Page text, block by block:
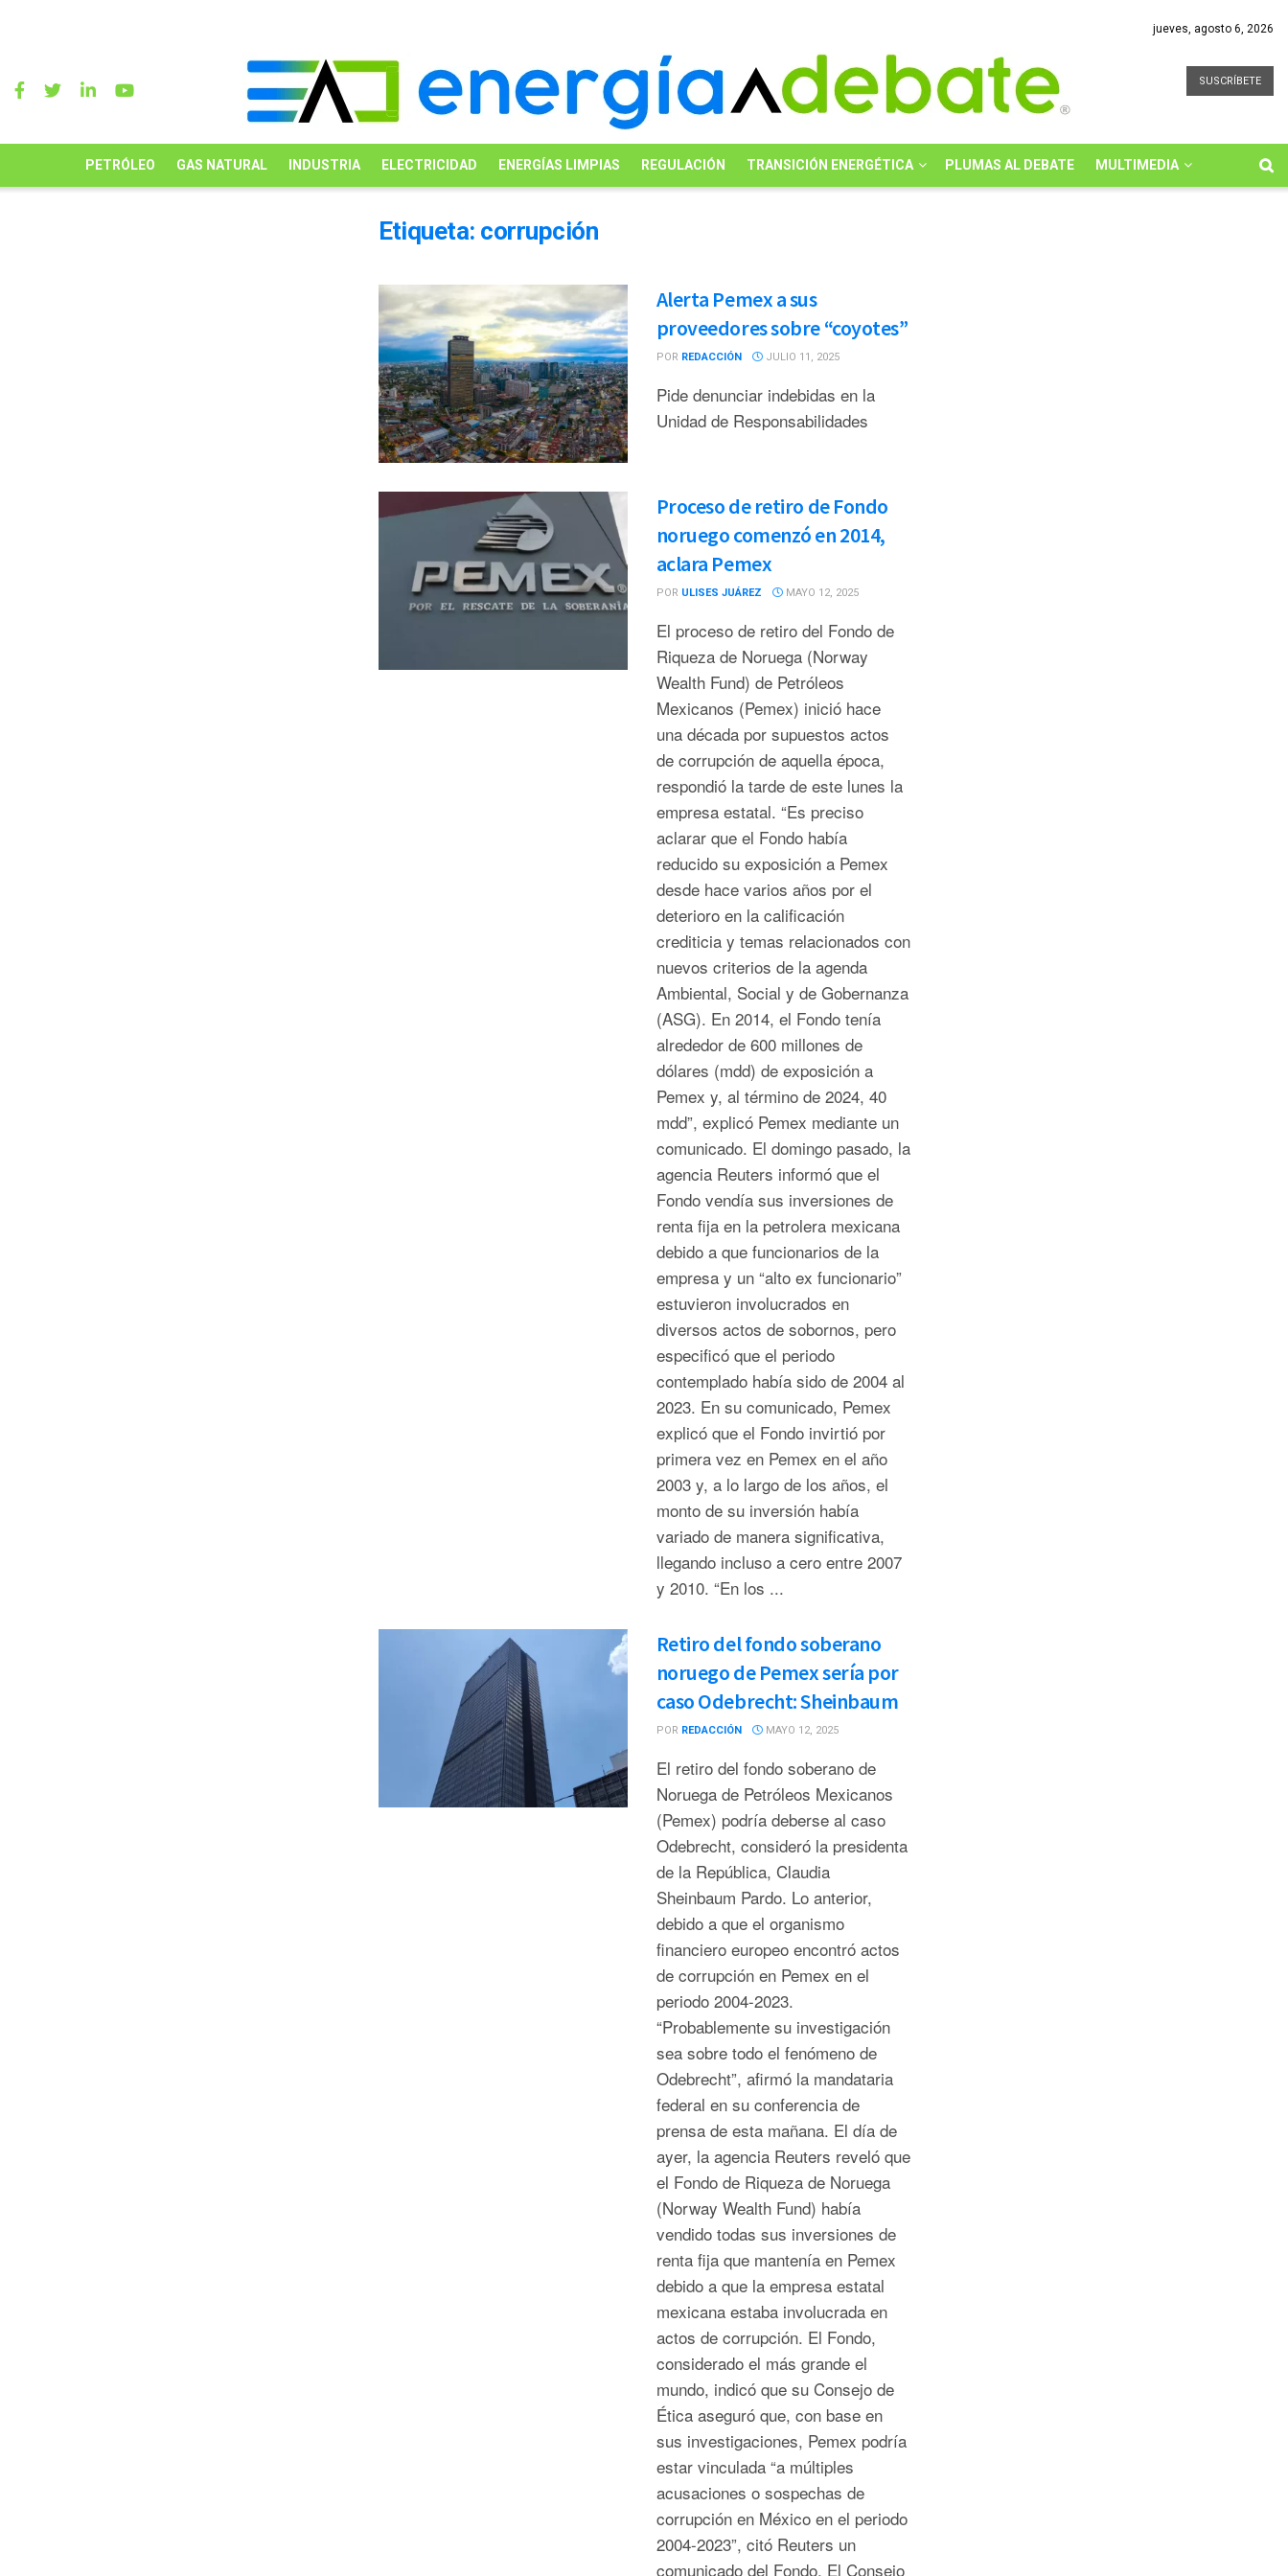
jueves, agosto 6, 2026
SUSCRÍBETE
PETRÓLEO GAS NATURAL INDUSTRIA ELECTRICIDAD ENERGÍAS LIMPIAS REGULACIÓN TRANSICIÓN ENERGÉTICA PLUMAS AL DEBATE MULTIMEDIA
Etiqueta: corrupción
Alerta Pemex a sus
proveedores sobre “coyotes”
POR REDACCIÓN JULIO 11, 2025
Pide denunciar indebidas en la
Unidad de Responsabilidades
Proceso de retiro de Fondo
noruego comenzó en 2014,
aclara Pemex
POR ULISES JUÁREZ MAYO 12, 2025
El proceso de retiro del Fondo de
Riqueza de Noruega (Norway
Wealth Fund) de Petróleos
Mexicanos (Pemex) inició hace
una década por supuestos actos
de corrupción de aquella época,
respondió la tarde de este lunes la
empresa estatal. “Es preciso
aclarar que el Fondo había
reducido su exposición a Pemex
desde hace varios años por el
deterioro en la calificación
crediticia y temas relacionados con
nuevos criterios de la agenda
Ambiental, Social y de Gobernanza
(ASG). En 2014, el Fondo tenía
alrededor de 600 millones de
dólares (mdd) de exposición a
Pemex y, al término de 2024, 40
mdd”, explicó Pemex mediante un
comunicado. El domingo pasado, la
agencia Reuters informó que el
Fondo vendía sus inversiones de
renta fija en la petrolera mexicana
debido a que funcionarios de la
empresa y un “alto ex funcionario”
estuvieron involucrados en
diversos actos de sobornos, pero
especificó que el periodo
contemplado había sido de 2004 al
2023. En su comunicado, Pemex
explicó que el Fondo invirtió por
primera vez en Pemex en el año
2003 y, a lo largo de los años, el
monto de su inversión había
variado de manera significativa,
llegando incluso a cero entre 2007
y 2010. “En los ...
Retiro del fondo soberano
noruego de Pemex sería por
caso Odebrecht: Sheinbaum
POR REDACCIÓN MAYO 12, 2025
El retiro del fondo soberano de
Noruega de Petróleos Mexicanos
(Pemex) podría deberse al caso
Odebrecht, consideró la presidenta
de la República, Claudia
Sheinbaum Pardo. Lo anterior,
debido a que el organismo
financiero europeo encontró actos
de corrupción en Pemex en el
periodo 2004-2023.
“Probablemente su investigación
sea sobre todo el fenómeno de
Odebrecht”, afirmó la mandataria
federal en su conferencia de
prensa de esta mañana. El día de
ayer, la agencia Reuters reveló que
el Fondo de Riqueza de Noruega
(Norway Wealth Fund) había
vendido todas sus inversiones de
renta fija que mantenía en Pemex
debido a que la empresa estatal
mexicana estaba involucrada en
actos de corrupción. El Fondo,
considerado el más grande el
mundo, indicó que su Consejo de
Ética aseguró que, con base en
sus investigaciones, Pemex podría
estar vinculada “a múltiples
acusaciones o sospechas de
corrupción en México en el periodo
2004-2023”, citó Reuters un
comunicado del Fondo. El Consejo